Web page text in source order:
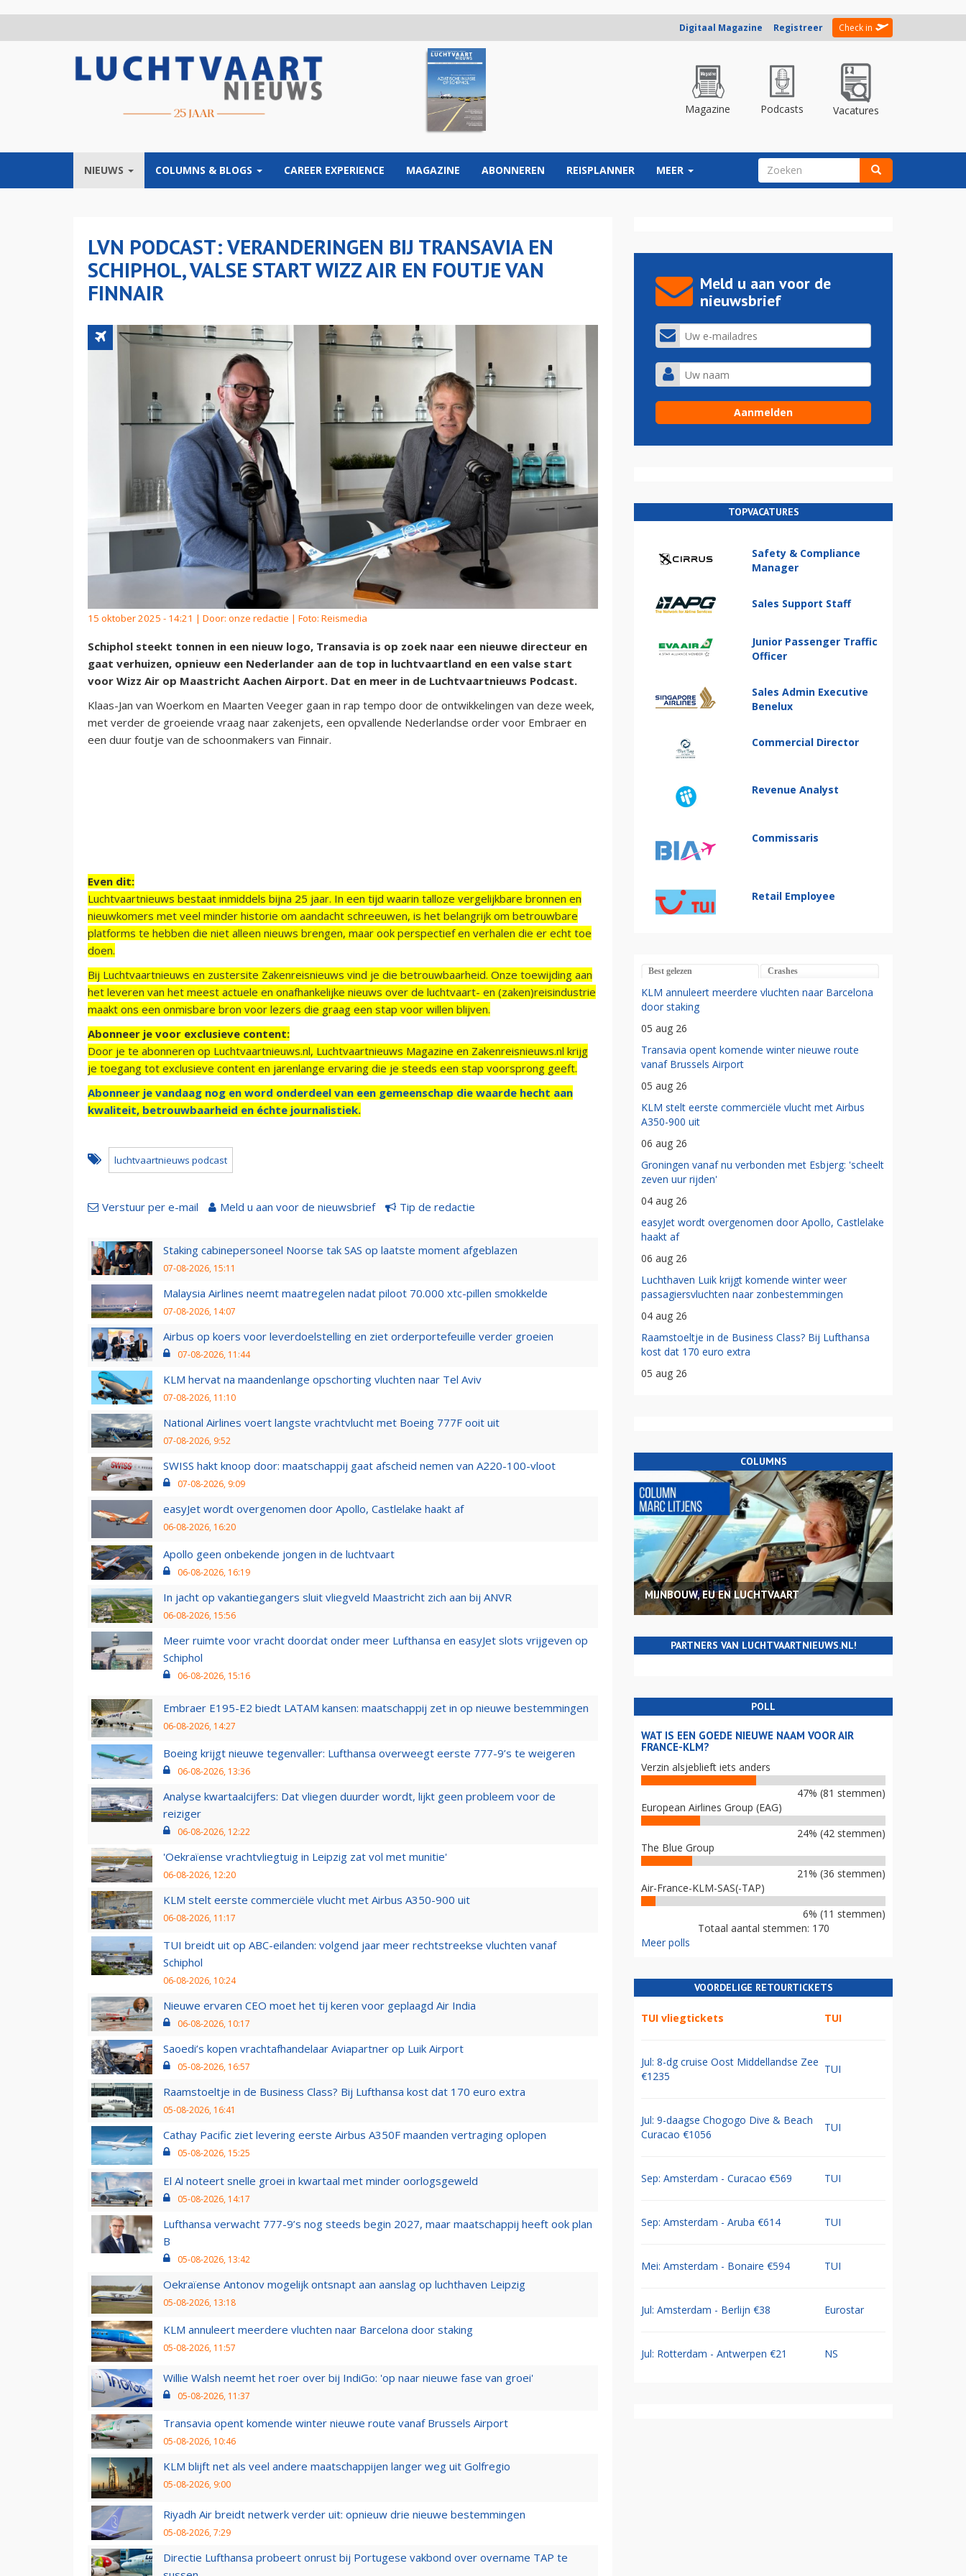
Digitaal Magazine Registreer Check in
Magazine Podcasts Vacatures
NIEUWS COLUMNS & BLOGS CAREER EXPERIENCE MAGAZINE ABONNEREN REISPLANNER MEER ZOEKVELD
LVN PODCAST: VERANDERINGEN BIJ TRANSAVIA EN
SCHIPHOL, VALSE START WIZZ AIR EN FOUTJE VAN
FINNAIR
15 oktober 2025 - 14:21 | Door: onze redactie | Foto: Reismedia
Schiphol steekt tonnen in een nieuw logo, Transavia is op zoek naar een nieuwe directeur en
gaat verhuizen, opnieuw een Nederlander aan de top in luchtvaartland en een valse start
voor Wizz Air op Maastricht Aachen Airport. Dat en meer in de Luchtvaartnieuws Podcast.
Klaas-Jan van Woerkom en Maarten Veeger gaan in rap tempo door de ontwikkelingen van deze week,
met verder de groeiende vraag naar zakenjets, een opvallende Nederlandse order voor Embraer en
een duur foutje van de schoonmakers van Finnair.
Even dit:
Luchtvaartnieuws bestaat inmiddels bijna 25 jaar. In een tijd waarin talloze vergelijkbare bronnen en
nieuwkomers met veel minder historie om aandacht schreeuwen, is het belangrijk om betrouwbare
platforms te hebben die niet alleen nieuws brengen, maar ook perspectief en verhalen die er echt toe
doen.
Bij Luchtvaartnieuws en zustersite Zakenreisnieuws vind je die betrouwbaarheid. Onze toewijding aan
het leveren van het meest actuele en onafhankelijke nieuws over de luchtvaart- en (zaken)reisindustrie
maakt ons een onmisbare bron voor lezers die graag een stap voor willen blijven.
Abonneer je voor exclusieve content:
Door je te abonneren op Luchtvaartnieuws.nl, Luchtvaartnieuws Magazine en Zakenreisnieuws.nl krijg
je toegang tot exclusieve content en jarenlange ervaring die je steeds een stap voorsprong geeft.
Abonneer je vandaag nog en word onderdeel van een gemeenschap die waarde hecht aan
kwaliteit, betrouwbaarheid en échte journalistiek.
luchtvaartnieuws podcast
Verstuur per e-mail Meld u aan voor de nieuwsbrief Tip de redactie
Staking cabinepersoneel Noorse tak SAS op laatste moment afgeblazen
07-08-2026, 15:11
Malaysia Airlines neemt maatregelen nadat piloot 70.000 xtc-pillen smokkelde
07-08-2026, 14:07
Airbus op koers voor leverdoelstelling en ziet orderportefeuille verder groeien
07-08-2026, 11:44
KLM hervat na maandenlange opschorting vluchten naar Tel Aviv
07-08-2026, 11:10
National Airlines voert langste vrachtvlucht met Boeing 777F ooit uit
07-08-2026, 9:52
SWISS hakt knoop door: maatschappij gaat afscheid nemen van A220-100-vloot
07-08-2026, 9:09
easyJet wordt overgenomen door Apollo, Castlelake haakt af
06-08-2026, 16:20
Apollo geen onbekende jongen in de luchtvaart
06-08-2026, 16:19
In jacht op vakantiegangers sluit vliegveld Maastricht zich aan bij ANVR
06-08-2026, 15:56
Meer ruimte voor vracht doordat onder meer Lufthansa en easyJet slots vrijgeven op
Schiphol
06-08-2026, 15:16
Embraer E195-E2 biedt LATAM kansen: maatschappij zet in op nieuwe bestemmingen
06-08-2026, 14:27
Boeing krijgt nieuwe tegenvaller: Lufthansa overweegt eerste 777-9’s te weigeren
06-08-2026, 13:36
Analyse kwartaalcijfers: Dat vliegen duurder wordt, lijkt geen probleem voor de
reiziger
06-08-2026, 12:22
'Oekraïense vrachtvliegtuig in Leipzig zat vol met munitie'
06-08-2026, 12:20
KLM stelt eerste commerciële vlucht met Airbus A350-900 uit
06-08-2026, 11:17
TUI breidt uit op ABC-eilanden: volgend jaar meer rechtstreekse vluchten vanaf
Schiphol
06-08-2026, 10:24
Nieuwe ervaren CEO moet het tij keren voor geplaagd Air India
06-08-2026, 10:17
Saoedi’s kopen vrachtafhandelaar Aviapartner op Luik Airport
05-08-2026, 16:57
Raamstoeltje in de Business Class? Bij Lufthansa kost dat 170 euro extra
05-08-2026, 16:41
Cathay Pacific ziet levering eerste Airbus A350F maanden vertraging oplopen
05-08-2026, 15:25
El Al noteert snelle groei in kwartaal met minder oorlogsgeweld
05-08-2026, 14:17
Lufthansa verwacht 777-9’s nog steeds begin 2027, maar maatschappij heeft ook plan
B
05-08-2026, 13:42
Oekraïense Antonov mogelijk ontsnapt aan aanslag op luchthaven Leipzig
05-08-2026, 13:18
KLM annuleert meerdere vluchten naar Barcelona door staking
05-08-2026, 11:57
Willie Walsh neemt het roer over bij IndiGo: 'op naar nieuwe fase van groei'
05-08-2026, 11:37
Transavia opent komende winter nieuwe route vanaf Brussels Airport
05-08-2026, 10:46
KLM blijft net als veel andere maatschappijen langer weg uit Golfregio
05-08-2026, 9:00
Riyadh Air breidt netwerk verder uit: opnieuw drie nieuwe bestemmingen
05-08-2026, 7:29
Directie Lufthansa probeert onrust bij Portugese vakbond over overname TAP te
Meld u aan voor de
nieuwsbrief
TOPVACATURES
Safety & Compliance
Manager
Sales Support Staff
Junior Passenger Traffic
Officer
Sales Admin Executive
Benelux
Commercial Director
Revenue Analyst
Commissaris
Retail Employee
Best gelezen Crashes
KLM annuleert meerdere vluchten naar Barcelona
door staking
05 aug 26
Transavia opent komende winter nieuwe route
vanaf Brussels Airport
05 aug 26
KLM stelt eerste commerciële vlucht met Airbus
A350-900 uit
06 aug 26
Groningen vanaf nu verbonden met Esbjerg: 'scheelt
zeven uur rijden'
04 aug 26
easyJet wordt overgenomen door Apollo, Castlelake
haakt af
06 aug 26
Luchthaven Luik krijgt komende winter weer
passagiersvluchten naar zonbestemmingen
04 aug 26
Raamstoeltje in de Business Class? Bij Lufthansa
kost dat 170 euro extra
05 aug 26
COLUMNS
MIJNBOUW, EU EN LUCHTVAART
PARTNERS VAN LUCHTVAARTNIEUWS.NL!
POLL
WAT IS EEN GOEDE NIEUWE NAAM VOOR AIR
FRANCE-KLM?
Verzin alsjeblieft iets anders
47% (81 stemmen)
European Airlines Group (EAG)
24% (42 stemmen)
The Blue Group
21% (36 stemmen)
Air-France-KLM-SAS(-TAP)
6% (11 stemmen)
Totaal aantal stemmen: 170
Meer polls
VOORDELIGE RETOURTICKETS
TUI vliegtickets TUI
Jul: 8-dg cruise Oost Middellandse Zee
€1235
TUI
Jul: 9-daagse Chogogo Dive & Beach
Curacao €1056
TUI
Sep: Amsterdam - Curacao €569 TUI
Sep: Amsterdam - Aruba €614 TUI
Mei: Amsterdam - Bonaire €594 TUI
Jul: Amsterdam - Berlijn €38 Eurostar
Jul: Rotterdam - Antwerpen €21 NS